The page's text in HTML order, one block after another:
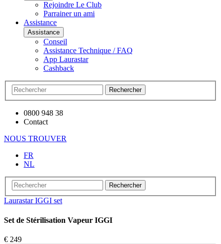
Rejoindre Le Club
Parrainer un ami
Assistance
Assistance
Conseil
Assistance Technique / FAQ
App Laurastar
Cashback
Rechercher
0800 948 38
Contact
NOUS TROUVER
FR
NL
Rechercher
Laurastar IGGI set
Set de Stérilisation Vapeur IGGI
€ 249